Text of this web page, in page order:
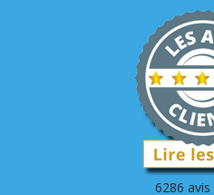
6286 avis